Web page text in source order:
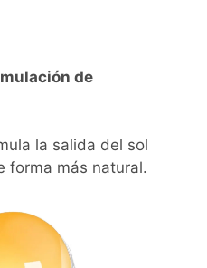
de
la salida del sol
forma más natural.